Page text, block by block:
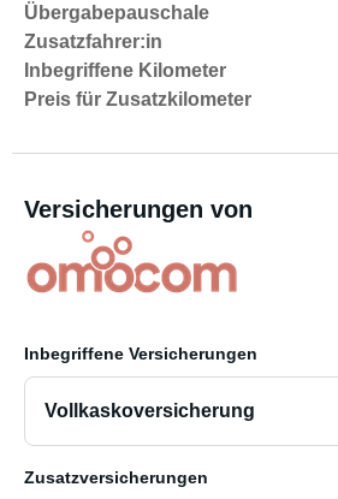
Übergabepauschale
Zusatzfahrer:in
Inbegriffene Kilometer
Preis für Zusatzkilometer
Versicherungen von
Inbegriffene Versicherungen
Vollkaskoversicherung
Zusatzversicherungen